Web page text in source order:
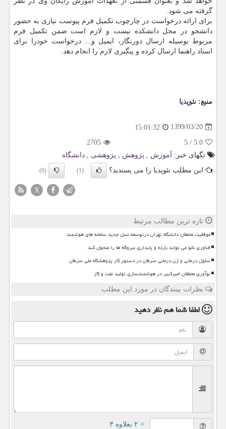
گرفته می شود.
برای ارائه درخواست در چارچوب تکمیل فرم پیوست نیازی به حضور
دانشجو در محل دانشکده نیست و لازم است ضمن تکمیل فرم
مربوط بوسیله ارسال دورنگار، ایمیل و... درخواست خودرا برای
استاد راهنما ارسال کرده و پیگیری لازم را انجام دهد.
منبع: نئوپدیا
1399/03/20
15:01:32
5.0
/
5
2705
تگهای خبر:
آموزش , پژوهش , پژوهشی , دانشگاه
این مطلب نئوپدیا را می پسندید؟
(1)
(0)
X
تازه ترین مطالب مرتبط
موفقیت محققان دانشگاه تهران درتوسعه نسل جدید سامانه های هوشمند
فناوری نانو می تواند بازده و پایداری نیروگاه ها را متحول کند
سلول درمانی و ژن درمانی سرطان در دستور کار پژوهشگاه ملی سرطان
نوآوری محققان امیرکبیر در هوشمندسازی تولید نفت و گاز
نظرات بینندگان در مورد این مطلب
لطفا شما همنظر دهید
= ۲ بعلاوه ۳